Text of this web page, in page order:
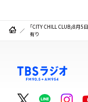
「CITY CHILL CLUB」8月
有り